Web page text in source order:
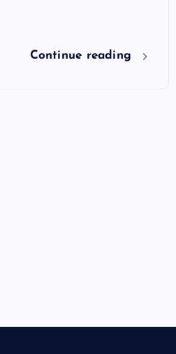
Continue reading